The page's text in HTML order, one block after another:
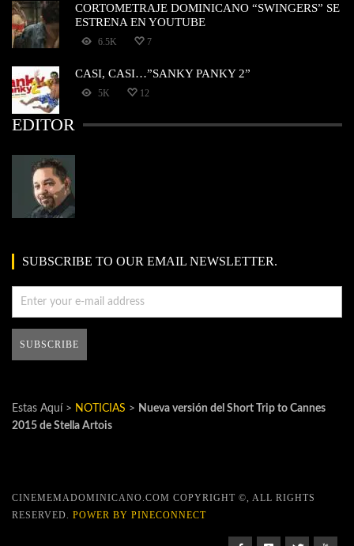
CORTOMETRAJE DOMINICANO “SWINGERS” SE
ESTRENA EN YOUTUBE
6.5K 7
CASI, CASI…”SANKY PANKY 2”
5K 12
EDITOR
SUBSCRIBE TO OUR EMAIL NEWSLETTER.
Estas Aquí > NOTICIAS > Nueva versión del Short Trip to Cannes
2015 de Stella Artois
CINEMEMADOMINICANO.COM COPYRIGHT ©, ALL RIGHTS
RESERVED. POWER BY PINECONNECT